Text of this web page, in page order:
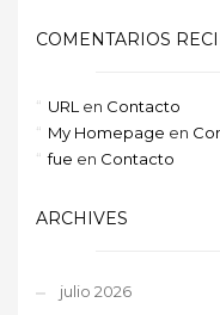
COMENTARIOS
URL en Contacto
My Homepage en
fue en Contacto
ARCHIVES
julio 2026